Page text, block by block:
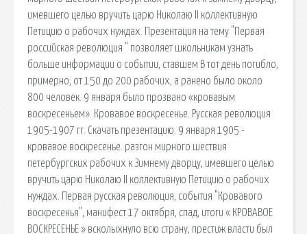
имевшего целью вручить царю Николаю II коллективную
Петицию о рабочих нуждах. Презентация на тему "Первая
российская революция " позволяет школьникам узнать
больше информации о событии, ставшем В тот день погибло,
примерно, от 150 до 200 рабочих, а ранено было около
800 человек. 9 января было прозвано «кровавым
воскресеньем». Кровавое воскресенье. Русская революция
1905-1907 гг. Скачать презентацию. 9 января 1905 -
кровавое воскресенье. разгон мирного шествия
петербургских рабочих к Зимнему дворцу, имевшего целью
вручить царю Николаю II коллективную Петицию о рабочих
нуждах. Первая русская революция, события "Кровавого
воскресенья", манифест 17 октября, спад, итоги « КРОВАВОЕ
ВОСКРЕСЕНЬЕ » всколыхнуло всю страну, престиж власти был